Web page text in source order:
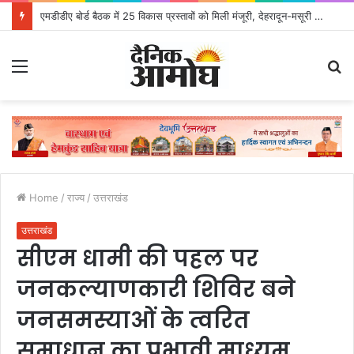
एमडीडीए बोर्ड बैठक में 25 विकास प्रस्तावों को मिली मंजूरी, देहरादून-मसूरी के नियोजित विकास को मिलेगी रफ्तार
Home / राज्य / उत्तराखंड
उत्तराखंड
सीएम धामी की पहल पर
जनकल्याणकारी शिविर बने
जनसमस्याओं के त्वरित